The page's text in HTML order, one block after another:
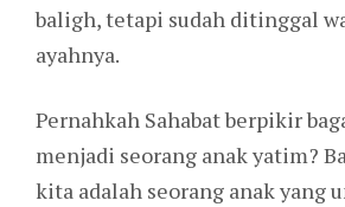
baligh, tetapi sudah ditinggal
ayahnya.
Pernahkah Sahabat berpikir
menjadi seorang anak yatim?
kita adalah seorang anak yang